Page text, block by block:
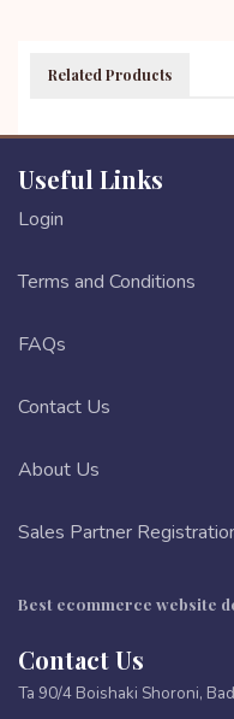
Related Products
Useful Links
Login
Terms and Conditions
FAQs
Contact Us
About Us
Sales Partner
Best ecommerce website
Contact Us
Ta 90/4 Boishaki Shoroni,